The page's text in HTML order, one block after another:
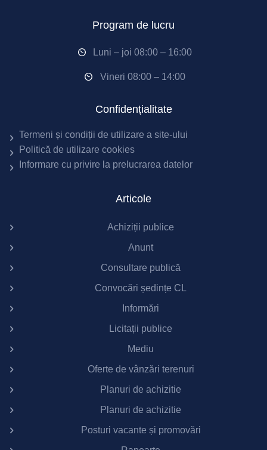
Program de lucru
Luni – joi 08:00 – 16:00
Vineri 08:00 – 14:00
Confidențialitate
Termeni și condiții de utilizare a site-ului
Politică de utilizare cookies
Informare cu privire la prelucrarea datelor
Articole
Achiziții publice
Anunt
Consultare publică
Convocări ședințe CL
Informări
Licitații publice
Mediu
Oferte de vânzări terenuri
Planuri de achizitie
Planuri de achizitie
Posturi vacante și promovări